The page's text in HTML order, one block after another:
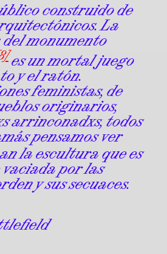
construido de
La
monumento
es un mortal juego
y el ratón.
feministas, de
originarios,
arrinconadxs, todos
pensamos ver
la escultura que es
por las
y sus secuaces.